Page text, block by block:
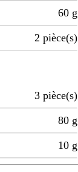
60 g
2 pièce(s)
3 pièce(s)
80 g
10 g